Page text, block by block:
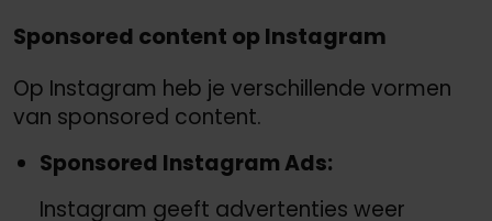
Sponsored content op Instagram
Op Instagram heb je verschillende vormen
van sponsored content.
Sponsored Instagram Ads:
Instagram geeft advertenties weer